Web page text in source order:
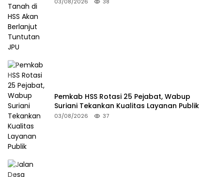
Pemkab HSS Rotasi 25 Pejabat, Wabup
Suriani Tekankan Kualitas Layanan Publik
03/08/2026 37